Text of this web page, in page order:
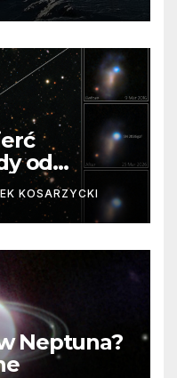
od
Niezwykle
KOSARZYCKI
Neptuna?